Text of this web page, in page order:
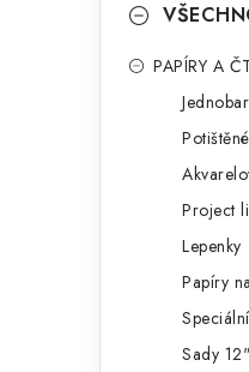
PAPÍRY A
Project
Lepenky
Papíry
Sady 12"